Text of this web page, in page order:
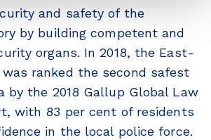
and safety of the
by building competent and
organs. In 2018, the East-
ranked the second safest
by the 2018 Gallup Global Law
with 83 per cent of residents
in the local police force.